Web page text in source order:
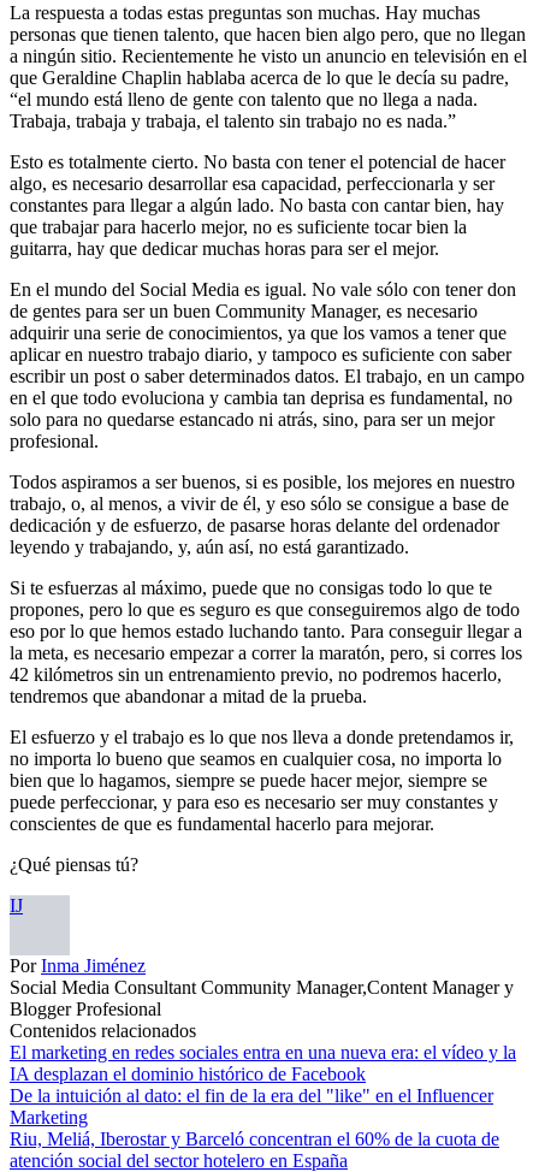
La respuesta a todas estas preguntas son muchas. Hay muchas
personas que tienen talento, que hacen bien algo pero, que no llegan
a ningún sitio. Recientemente he visto un anuncio en televisión en el
que Geraldine Chaplin hablaba acerca de lo que le decía su padre,
“el mundo está lleno de gente con talento que no llega a nada.
Trabaja, trabaja y trabaja, el talento sin trabajo no es nada.”
Esto es totalmente cierto. No basta con tener el potencial de hacer
algo, es necesario desarrollar esa capacidad, perfeccionarla y ser
constantes para llegar a algún lado. No basta con cantar bien, hay
que trabajar para hacerlo mejor, no es suficiente tocar bien la
guitarra, hay que dedicar muchas horas para ser el mejor.
En el mundo del Social Media es igual. No vale sólo con tener don
de gentes para ser un buen Community Manager, es necesario
adquirir una serie de conocimientos, ya que los vamos a tener que
aplicar en nuestro trabajo diario, y tampoco es suficiente con saber
escribir un post o saber determinados datos. El trabajo, en un campo
en el que todo evoluciona y cambia tan deprisa es fundamental, no
solo para no quedarse estancado ni atrás, sino, para ser un mejor
profesional.
Todos aspiramos a ser buenos, si es posible, los mejores en nuestro
trabajo, o, al menos, a vivir de él, y eso sólo se consigue a base de
dedicación y de esfuerzo, de pasarse horas delante del ordenador
leyendo y trabajando, y, aún así, no está garantizado.
Si te esfuerzas al máximo, puede que no consigas todo lo que te
propones, pero lo que es seguro es que conseguiremos algo de todo
eso por lo que hemos estado luchando tanto. Para conseguir llegar a
la meta, es necesario empezar a correr la maratón, pero, si corres los
42 kilómetros sin un entrenamiento previo, no podremos hacerlo,
tendremos que abandonar a mitad de la prueba.
El esfuerzo y el trabajo es lo que nos lleva a donde pretendamos ir,
no importa lo bueno que seamos en cualquier cosa, no importa lo
bien que lo hagamos, siempre se puede hacer mejor, siempre se
puede perfeccionar, y para eso es necesario ser muy constantes y
conscientes de que es fundamental hacerlo para mejorar.
¿Qué piensas tú?
IJ
PorInma Jiménez
Social Media Consultant Community Manager,Content Manager y
Blogger Profesional
Contenidos relacionados
El marketing en redes sociales entra en una nueva era: el vídeo y la
IA desplazan el dominio histórico de Facebook
De la intuición al dato: el fin de la era del "like" en el Influencer
Marketing
Riu, Meliá, Iberostar y Barceló concentran el 60% de la cuota de
atención social del sector hotelero en España